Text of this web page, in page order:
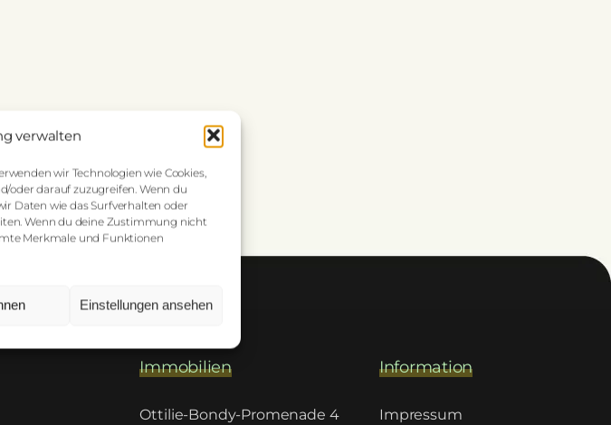
verwalten
wir Technologien wie Cookies,
oder darauf zuzugreifen. Wenn du
Daten wie das Surfverhalten oder
Wenn du deine Zustimmung nicht
Merkmale und Funktionen
Einstellungen ansehen
Immobilien
Ottilie-Bondy-Promenade 4
Information
Impressum